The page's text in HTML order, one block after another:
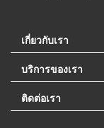
เกี่ยวกับเรา
บริการของเรา
ติดต่อเรา